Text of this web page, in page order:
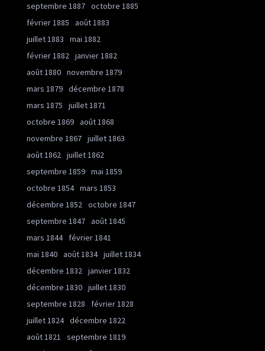
septembre 1887 octobre 1885
février 1885
août 1883
juillet 1883
mai 1882
février 1882 janvier 1882
août 1880 novembre 1879
mars 1879 décembre 1878
mars 1875
juillet 1871
octobre 1869 août 1868
novembre 1867 juillet 1863
août 1862 juillet 1862
septembre 1859 mai 1859
octobre 1854 mars 1853
décembre 1852 octobre 1847
septembre 1847 août 1845
mars 1844
février 1841
mai 1840 août 1834 juillet 1834
décembre 1832 janvier 1832
décembre 1830 juillet 1830
septembre 1828
février 1828
juillet 1824 décembre 1822
août 1821
septembre 1819